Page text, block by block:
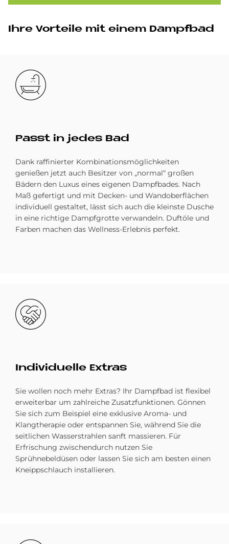
Ihre Vor­teile mit ei­nem Dampf­bad
Bild
Passt in je­des Bad
Dank raffinierter Kombinationsmöglichkeiten
genießen jetzt auch Besitzer von „normal“ großen
Bädern den Luxus eines eigenen Dampfbades. Nach
Maß gefertigt und mit Decken- und Wandoberflächen
individuell gestaltet, lässt sich auch die kleinste Dusche
in eine richtige Dampfgrotte verwandeln. Duftöle und
Farben machen das Wellness-Erlebnis perfekt.
Bild
In­di­vi­du­el­le Ex­tras
Sie wollen noch mehr Extras? Ihr Dampfbad ist flexibel
erweiterbar um zahlreiche Zusatzfunktionen. Gönnen
Sie sich zum Beispiel eine exklusive Aroma- und
Klangtherapie oder entspannen Sie, während Sie die
seitlichen Wasserstrahlen sanft massieren. Für
Erfrischung zwischendurch nutzen Sie
Sprühnebeldüsen oder lassen Sie sich am besten einen
Kneippschlauch installieren.